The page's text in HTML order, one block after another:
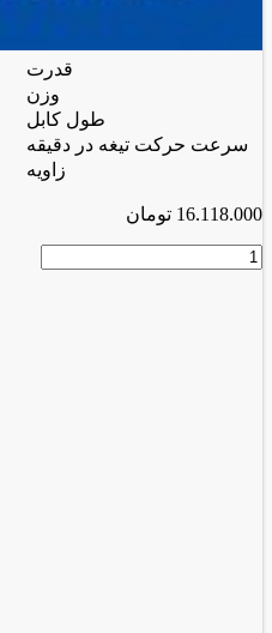
قدرت
وزن
طول کابل
سرعت حرکت تیغه در دقیقه
زاویه
16.118.000 تومان
اره